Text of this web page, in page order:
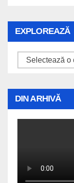
EXPLOREAZĂ
Explorează
DIN ARHIVĂ